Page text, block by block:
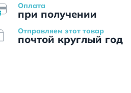
Оплата
при получении
Отправляем этот товар
почтой круглый год